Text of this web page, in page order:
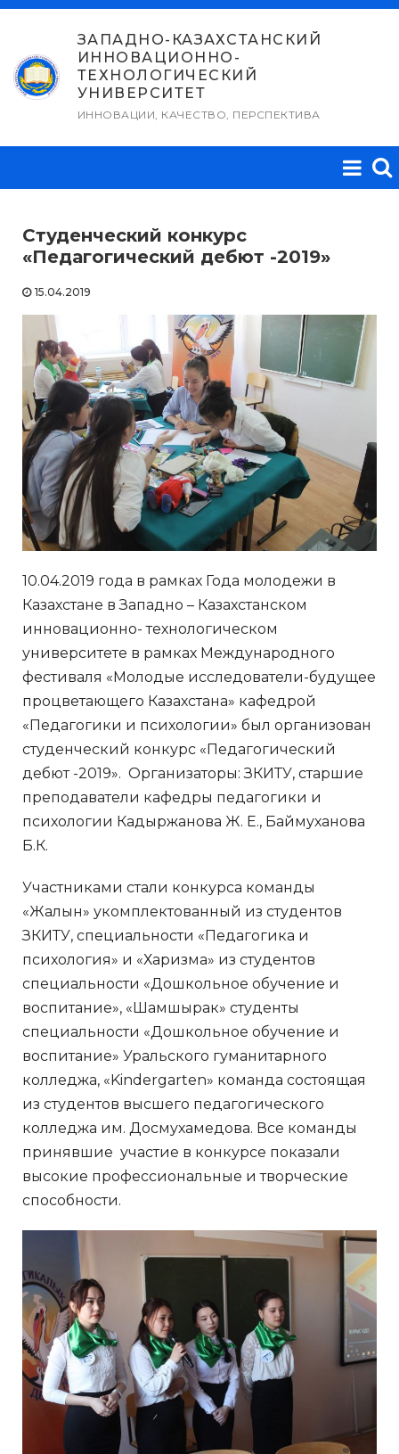
Перейти
содержимому
ЗАПАДНО-КАЗАХСТАНСКИЙ
ИННОВАЦИОННО-
ТЕХНОЛОГИЧЕСКИЙ
УНИВЕРСИТЕТ
ИННОВАЦИИ, КАЧЕСТВО, ПЕРСПЕКТИВА
Студенческий конкурс
«Педагогический дебют -2019»
15.04.2019
10.04.2019 года в рамках Года молодежи в
Казахстане в Западно – Казахстанском
инновационно- технологическом
университете в рамках Международного
фестиваля «Молодые исследователи-будущее
процветающего Казахстана» кафедрой
«Педагогики и психологии» был организован
студенческий конкурс «Педагогический
дебют -2019». Организаторы: ЗКИТУ, старшие
преподаватели кафедры педагогики и
психологии Кадыржанова Ж. Е., Баймуханова
Б.К.
Участниками стали конкурса команды
«Жалын» укомплектованный из студентов
ЗКИТУ, специальности «Педагогика и
психология» и «Харизма» из студентов
специальности «Дошкольное обучение и
воспитание», «Шамшырак» студенты
специальности «Дошкольное обучение и
воспитание» Уральского гуманитарного
колледжа, «Kindergarten» команда состоящая
из студентов высшего педагогического
колледжа им. Досмухамедова. Все команды
принявшие участие в конкурсе показали
высокие профессиональные и творческие
способности.